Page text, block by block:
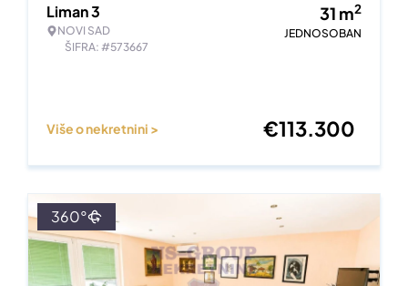
Liman 3
NOVI SAD
ŠIFRA: #573667
31 m2
JEDNOSOBAN
Više o nekretnini > €113.300
360°